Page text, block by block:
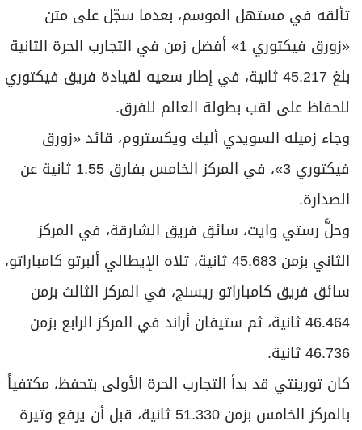
تألقه في مستهل الموسم، بعدما سجّل على متن
«زورق فيكتوري 1» أفضل زمن في التجارب الحرة الثانية
بلغ 45.217 ثانية، في إطار سعيه لقيادة فريق فيكتوري
للحفاظ على لقب بطولة العالم للفرق.
وجاء زميله السويدي أليك ويكستروم، قائد «زورق
فيكتوري 3»، في المركز الخامس بفارق 1.55 ثانية عن
الصدارة.
وحلَّ رستي وايت، سائق فريق الشارقة، في المركز
الثاني بزمن 45.683 ثانية، تلاه الإيطالي ألبرتو كامباراتو،
سائق فريق كامباراتو ريسنج، في المركز الثالث بزمن
46.464 ثانية، ثم ستيفان أراند في المركز الرابع بزمن
46.736 ثانية.
كان تورينتي قد بدأ التجارب الحرة الأولى بتحفظ، مكتفياً
بالمركز الخامس بزمن 51.330 ثانية، قبل أن يرفع وتيرة